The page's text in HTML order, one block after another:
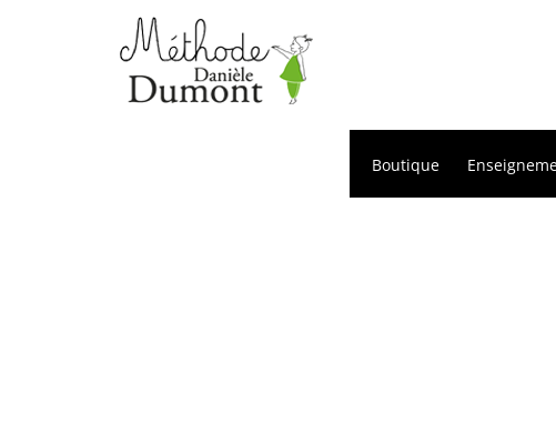
Boutique